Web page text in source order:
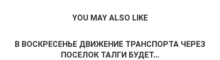
YOU MAY ALSO LIKE
В ВОСКРЕСЕНЬЕ ДВИЖЕНИЕ ТРАНСПОРТА ЧЕРЕЗ
ПОСЕЛОК ТАЛГИ БУДЕТ...